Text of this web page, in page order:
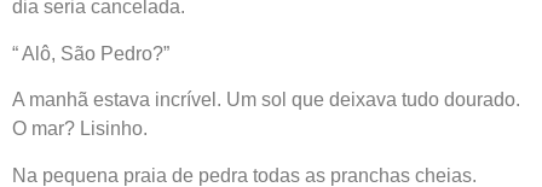
dia seria cancelada.
“ Alô, São Pedro?”
A manhã estava incrível. Um sol que deixava tudo dourado.
O mar? Lisinho.
Na pequena praia de pedra todas as pranchas cheias.